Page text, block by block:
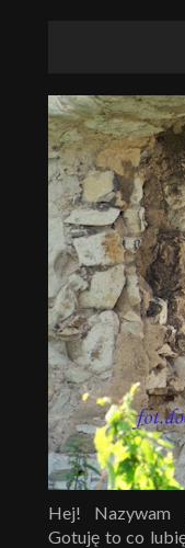
Hej! Nazywam
Gotuję to co